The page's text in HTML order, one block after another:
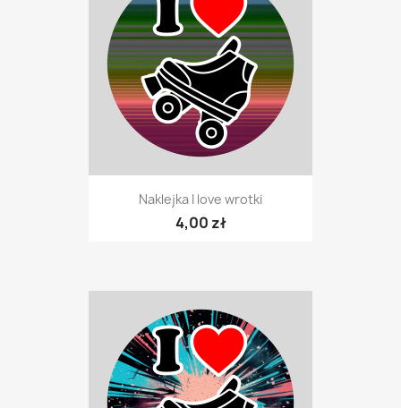
Naklejka I love wrotki
4,00 zł